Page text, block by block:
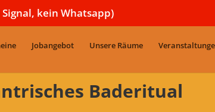
kein Whatsapp)
Jobangebot Unsere Räume
Baderitual